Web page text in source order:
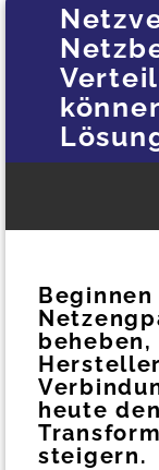
heute den
steigern.